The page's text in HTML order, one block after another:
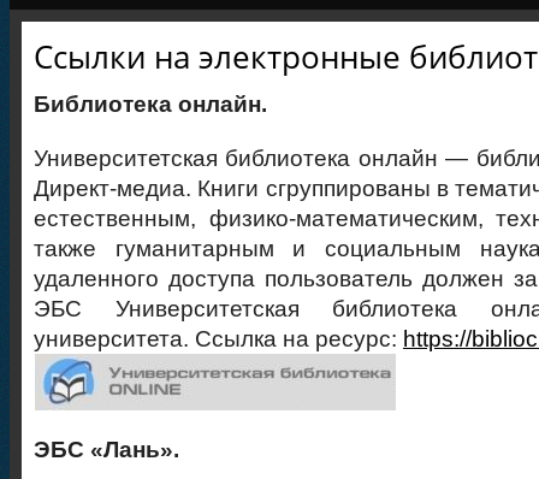
Ссылки на электронные
Библиотека онлайн.
Университетская библиотека онлайн —
Директ-медиа. Книги сгруппированы в
естественным, физико-математическим,
также гуманитарным и социальным
удаленного доступа пользователь должен
ЭБС Университетская библиотека
университета. Ссылка на ресурс: https://
ЭБС «Лань».